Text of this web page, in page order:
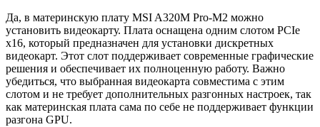
Да, в материнскую плату MSI A320M Pro-M2 можно
установить видеокарту. Плата оснащена одним слотом PCIe
x16, который предназначен для установки дискретных
видеокарт. Этот слот поддерживает современные графические
решения и обеспечивает их полноценную работу. Важно
убедиться, что выбранная видеокарта совместима с этим
слотом и не требует дополнительных разгонных настроек, так
как материнская плата сама по себе не поддерживает функции
разгона GPU.